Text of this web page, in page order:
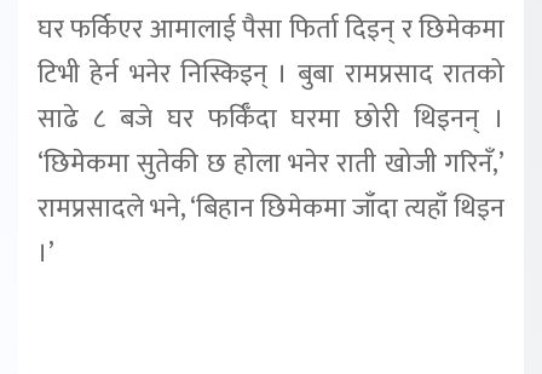
घर फर्किएर आमालाई पैसा फिर्ता दिइन् र छिमेकमा
टिभी हेर्न भनेर निस्किइन् । बुबा रामप्रसाद रातको
साढे ८ बजे घर फर्किँदा घरमा छोरी थिइनन् ।
‘छिमेकमा सुतेकी छ होला भनेर राती खोजी गरिनँ,’
रामप्रसादले भने, ‘बिहान छिमेकमा जाँदा त्यहाँ थिइन
।’